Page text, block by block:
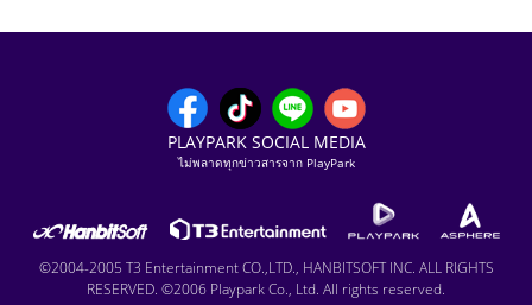
PLAYPARK SOCIAL MEDIA
ไม่พลาดทุกข่าวสารจาก PlayPark
©2004-2005 T3 Entertainment CO.,LTD., HANBITSOFT INC. ALL RIGHTS
RESERVED. ©2006 Playpark Co., Ltd. All rights reserved.